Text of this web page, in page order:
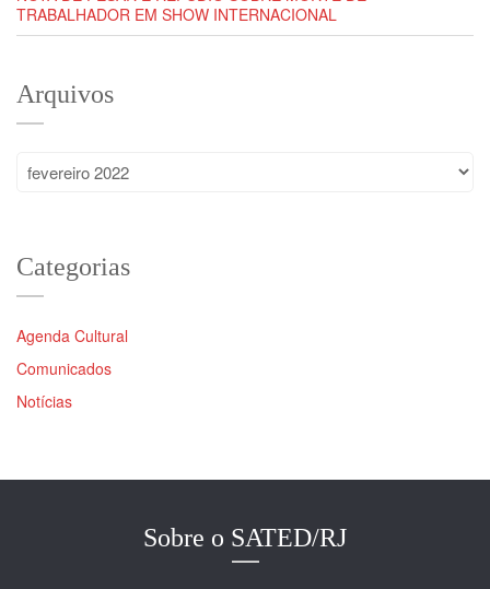
TRABALHADOR EM SHOW INTERNACIONAL
Arquivos
Arquivos
Categorias
Agenda Cultural
Comunicados
Notícias
Sobre o SATED/RJ